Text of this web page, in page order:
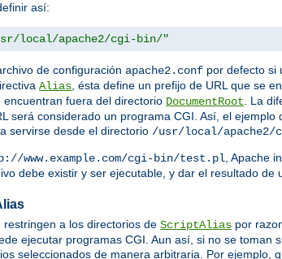
así:
local/apache2/cgi-bin/"
de configuración apache2.conf por defecto si
Alias, ésta define un prefijo de URL que se
fuera del directorio DocumentRoot. La
será considerado un programa CGI. Así, el
servirse desde el directorio /usr/local/
www.example.com/cgi-bin/test.pl, Apache
debe existir y ser ejecutable, y dar el resultado
a los directorios de ScriptAlias por
ejecutar programas CGI. Aun así, si no se
seleccionados de manera arbitraria. Por